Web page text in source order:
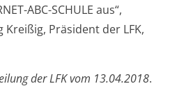
ABC-SCHULE aus“,
Präsident der LFK,
der LFK vom 13.04.2018.